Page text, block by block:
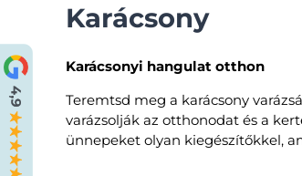
Karácsony
Karácsonyi hangulat otthon
Teremtsd meg a karácsony
varázsolják az otthonodat és a
ünnepeket olyan kiegészítőkkel,